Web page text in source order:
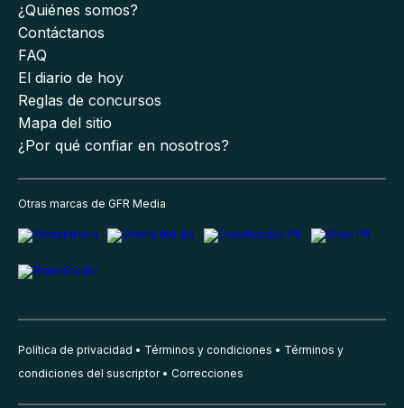
¿Quiénes somos?
Contáctanos
FAQ
El diario de hoy
Reglas de concursos
Mapa del sitio
¿Por qué confiar en nosotros?
Otras marcas de GFR Media
Política de privacidad Términos y condiciones
Términos y
condiciones del suscriptor
Correcciones